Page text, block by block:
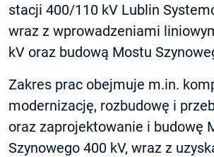
stacji 400/110 kV Lublin
wraz z wprowadzeniami
kV oraz budową Mostu
Zakres prac obejmuje m.in.
modernizację, rozbudowę i
oraz zaprojektowanie i budowę
Szynowego 400 kV, wraz z